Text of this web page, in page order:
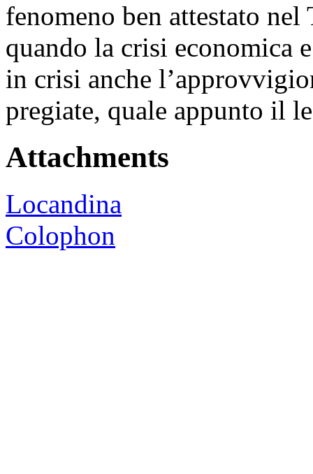
fenomeno ben attestato
quando la crisi economica
in crisi anche
pregiate, quale appunto il
Attachments
Locandina
Colophon